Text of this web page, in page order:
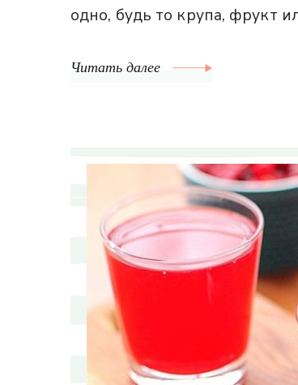
одно, будь то крупа, фрукт
Читать далее